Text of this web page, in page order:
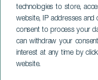
technologies to store,
website, IP addresses and
consent to process your
can withdraw your
interest at any time by
website.